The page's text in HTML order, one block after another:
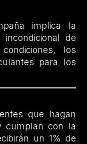
implica la
de
los
para los
que hagan
cumplan con la
un 1% de